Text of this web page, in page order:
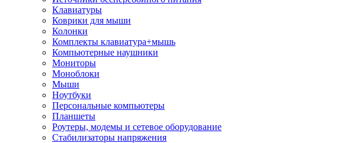
Клавиатуры
Коврики для мыши
Колонки
Комплекты клавиатура+мышь
Компьютерные наушники
Мониторы
Моноблоки
Мыши
Ноутбуки
Персональные компьютеры
Планшеты
Роутеры, модемы и сетевое оборудование
Стабилизаторы напряжения